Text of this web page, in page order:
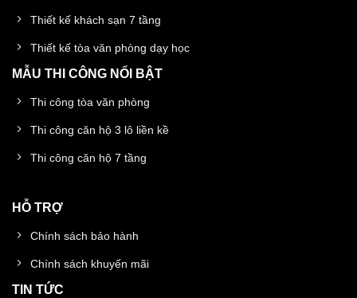
Thiết kế khách sạn 7 tầng
Thiết kế tòa văn phòng dạy học
MẪU THI CÔNG NỔI BẬT
Thi công tòa văn phòng
Thi công căn hộ 3 lô liền kề
Thi công căn hộ 7 tầng
HỖ TRỢ
Chính sách bảo hành
Chính sách khuyến mãi
TIN TỨC